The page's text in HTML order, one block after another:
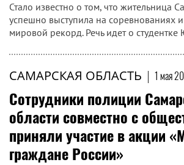
Стало известно о том, что жительница
успешно выступила на соревнованиях и
мировой рекорд. Речь идет о
САМАРСКАЯ ОБЛАСТЬ | 1 мая
Сотрудники полиции
области совместно с
приняли участие в акции
граждане России»